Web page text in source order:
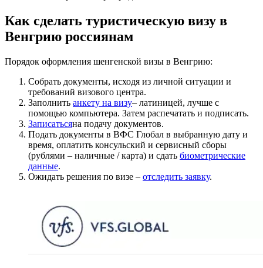
Как сделать туристическую визу в
Венгрию россиянам
Порядок оформления шенгенской визы в Венгрию:
Собрать документы, исходя из личной ситуации и
требований визового центра.
Заполнить анкету на визу– латиницей, лучше с
помощью компьютера. Затем распечатать и подписать.
Записатьсяна подачу документов.
Подать документы в ВФС Глобал в выбранную дату и
время, оплатить консульский и сервисный сборы
(рублями – наличные / карта) и сдать биометрические
данные.
Ожидать решения по визе – отследить заявку.